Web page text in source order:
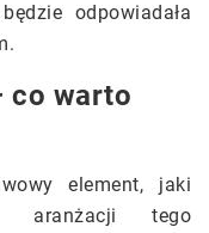
odpowiadała
co warto
element, jaki
aranżacji tego